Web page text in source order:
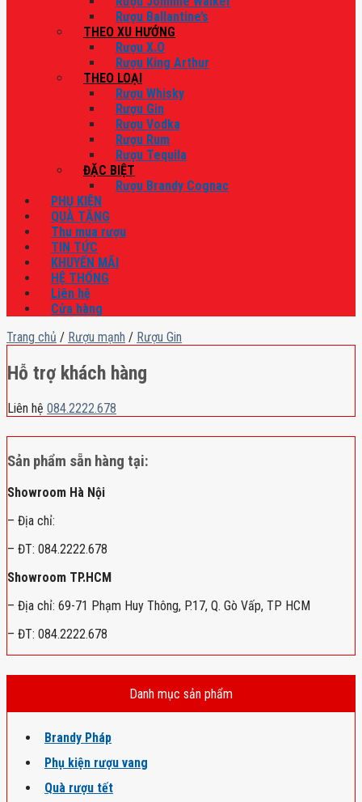
Rượu Ballantine’s
THEO XU HƯỚNG
Rượu X.O
Rượu King Arthur
THEO LOẠI
Rượu Whisky
Rượu Gin
Rượu Vodka
Rượu Rum
Rượu Tequila
ĐẶC BIỆT
Rượu Brandy Cognac
PHỤ KIỆN
QUÀ TẶNG
Thu mua rượu
TIN TỨC
KHUYẾN MÃI
HỆ THỐNG
Liên hệ
Cửa hàng
Trang chủ / Rượu mạnh / Rượu Gin
Hỗ trợ khách hàng
Liên hệ 084.2222.678
Sản phẩm sẵn hàng tại:
Showroom Hà Nội
– Địa chỉ:
– ĐT: 084.2222.678
Showroom TP.HCM
– Địa chỉ: 69-71 Phạm Huy Thông, P.17, Q. Gò Vấp, TP HCM
– ĐT: 084.2222.678
Danh mục sản phẩm
Brandy Pháp
Phụ kiện rượu vang
Quà rượu tết